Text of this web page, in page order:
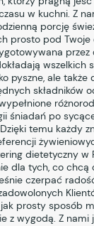
w kuchni. Z
porcję
prosto pod Twoje
wszelkich
pyszne, ale także
składników
śniadań po
temu każdy
dietetyczny w
dla tych, co chcą
czerpać
jak prosty sposób
z wygodą. Z nami